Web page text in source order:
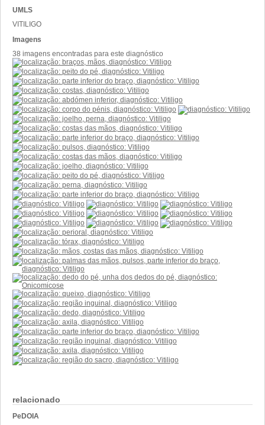
relacionado
PeDOIA
UMLS
VITILIGO
Imagens
38 imagens encontradas para este diagnóstico